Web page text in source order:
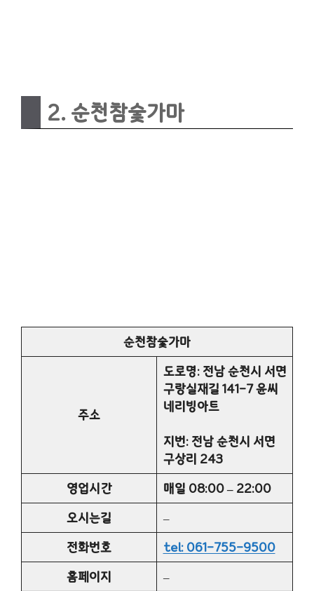
2. 순천참숯가마
순천참숯가마
주소
도로명: 전남 순천시 서면
구랑실재길 141-7 윤씨
네리빙아트
지번: 전남 순천시 서면
구상리 243
영업시간
매일 08:00 – 22:00
오시는길
–
전화번호
tel: 061-755-9500
홈페이지
–